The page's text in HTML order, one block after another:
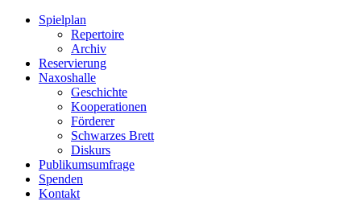
Spielplan
Repertoire
Archiv
Reservierung
Naxoshalle
Geschichte
Kooperationen
Förderer
Schwarzes Brett
Diskurs
Publikumsumfrage
Spenden
Kontakt